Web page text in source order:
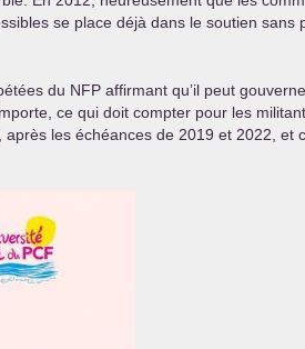
se place déjà dans le soutien sans
du NFP affirmant qu’il peut
ce qui doit compter pour les
les échéances de 2019 et 2022, et